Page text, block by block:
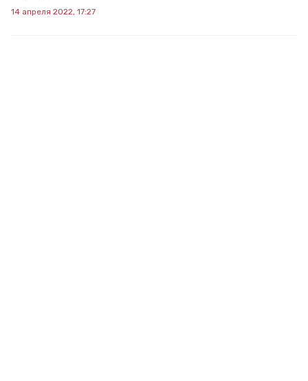
14 апреля 2022, 17:27